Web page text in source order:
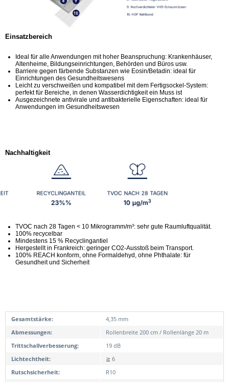
Einsatzbereich
Ideal für alle Anwendungen mit hoher Beanspruchung: Krankenhäuser,
Altenheime, Bildungseinrichtungen, Behörden und Büros usw.
Barriere gegen färbende Substanzen wie Eosin/Betadin: ideal für
Einrichtungen des Gesundheitswesens
Leicht zu verschweißen und kompatibel mit dem Fertigsockel-System:
perfekt für Bereiche, in denen Wasserdichtigkeit ein Muss ist
Ausgezeichnete antivirale und antibakterielle Eigenschaften: ideal für
Anwendungen im Gesundheitswesen
Nachhaltigkeit
TVOC nach 28 Tagen < 10 Mikrogramm/m³: sehr gute Raumluftqualität.
100% recycelbar
Mindestens 15 % Recyclingantiel
Hergestellt in Frankreich: geringer CO2-Ausstoß beim Transport.
100% REACH konform, ohne Formaldehyd, ohne Phthalate: für
Gesundheit und Sicherheit
Gesamtstärke:
4,35 mm
Abmessungen:
Rollenbreite 200 cm / Rollenlänge 20 m
Trittschallverbesserung:
19 dB
Lichtechtheit:
≧ 6
Rutschsicherheit:
R10